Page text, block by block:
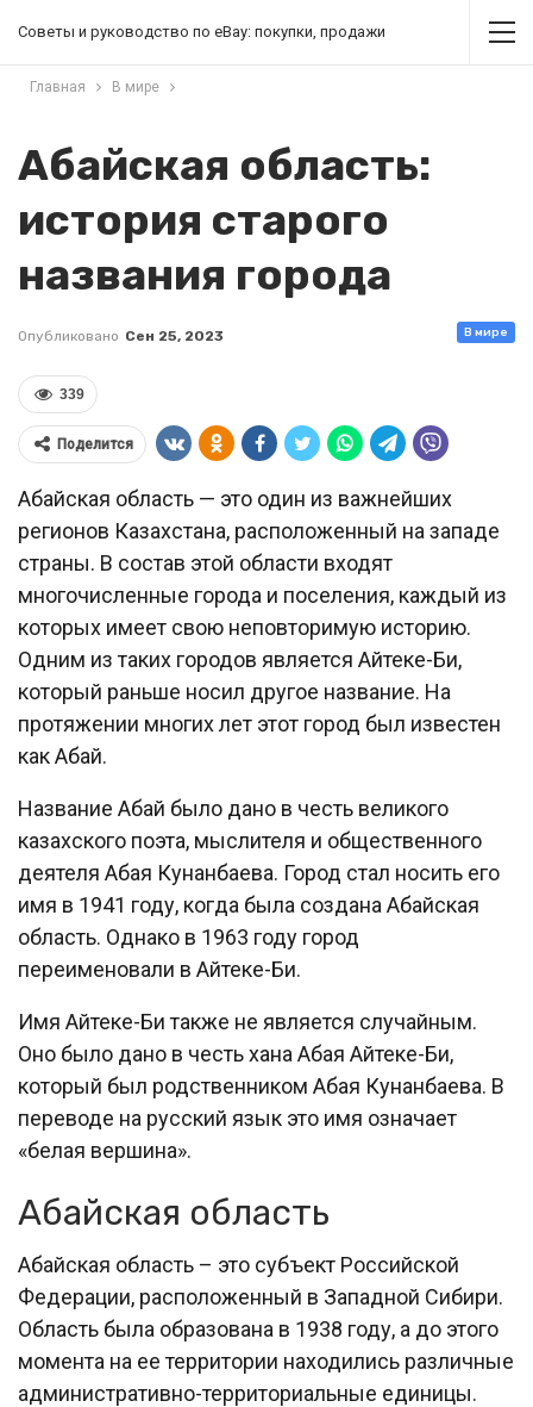
Советы и руководство по eBay: покупки, продажи
Главная В мире
Абайская область:
история старого
названия города
В мире
Опубликовано Сен 25, 2023
339
Поделится
Абайская область — это один из важнейших
регионов Казахстана, расположенный на западе
страны. В состав этой области входят
многочисленные города и поселения, каждый из
которых имеет свою неповторимую историю.
Одним из таких городов является Айтеке-Би,
который раньше носил другое название. На
протяжении многих лет этот город был известен
как Абай.
Название Абай было дано в честь великого
казахского поэта, мыслителя и общественного
деятеля Абая Кунанбаева. Город стал носить его
имя в 1941 году, когда была создана Абайская
область. Однако в 1963 году город
переименовали в Айтеке-Би.
Имя Айтеке-Би также не является случайным.
Оно было дано в честь хана Абая Айтеке-Би,
который был родственником Абая Кунанбаева. В
переводе на русский язык это имя означает
«белая вершина».
Абайская область
Абайская область – это субъект Российской
Федерации, расположенный в Западной Сибири.
Область была образована в 1938 году, а до этого
момента на ее территории находились различные
административно-территориальные единицы.